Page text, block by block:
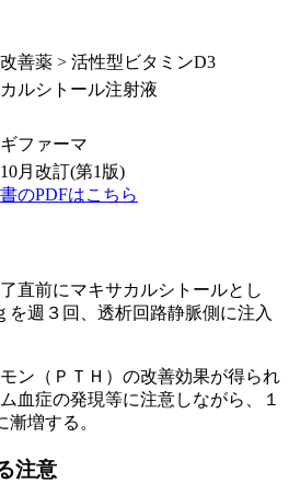
善薬 > 活性型ビタミンD3
ルシトール注射液
ファーマ
月改訂(第1版)
のPDFはこちら
直前にマキサカルシトールとし
を週３回、透析回路静脈側に注入
ン（ＰＴＨ）の改善効果が得られ
血症の発現等に注意しながら、１
増する。
注意